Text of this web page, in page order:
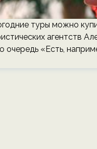
туры можно
агентств
«Есть,